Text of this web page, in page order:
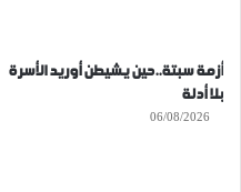
أزمة سبتة..حين يشيطن أوريد الأسرة
بلا أدلة
06/08/2026